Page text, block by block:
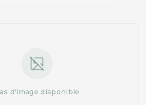
d'image disponible